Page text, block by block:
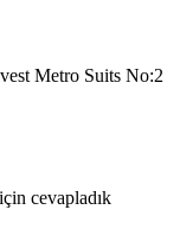
Metro Suits No:2
cevapladık